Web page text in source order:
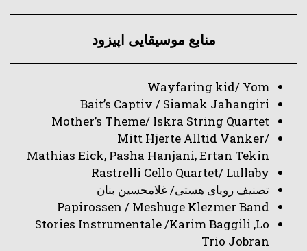
منابع موسیقایی اپیزود
Wayfaring kid/ Yom
Bait’s Captiv / Siamak Jahangiri
Mother’s Theme/ Iskra String Quartet
Mitt Hjerte Alltid Vanker/
Mathias Eick, Pasha Hanjani, Ertan Tekin
Rastrelli Cello Quartet/ Lullaby
تصنیف رویای هستی/ غلامحسین بنان
Papirossen / Meshuge Klezmer Band
Stories Instrumentale /Karim Baggili ,Lo
Trio Jobran